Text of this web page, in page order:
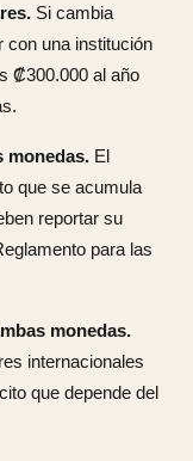
Si cambia
con una institución
₡300.000 al año
monedas. El
que se acumula
reportar su
para las
monedas.
internacionales
que depende del